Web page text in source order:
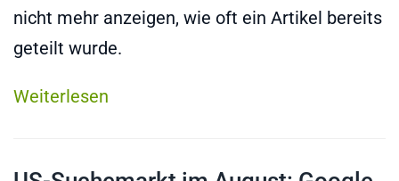
nicht mehr anzeigen, wie oft ein Artikel bereits
geteilt wurde.
Weiterlesen